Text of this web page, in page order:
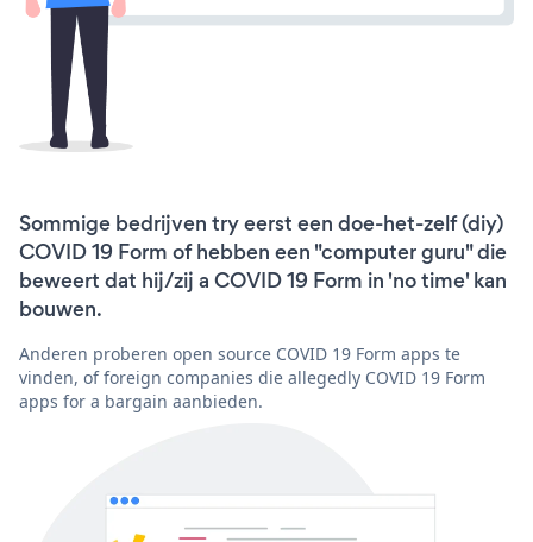
Sommige bedrijven try eerst een doe-het-zelf (diy)
COVID 19 Form of hebben een "computer guru" die
beweert dat hij/zij a COVID 19 Form in 'no time' kan
bouwen.
Anderen proberen open source COVID 19 Form apps te
vinden, of foreign companies die allegedly COVID 19 Form
apps for a bargain aanbieden.